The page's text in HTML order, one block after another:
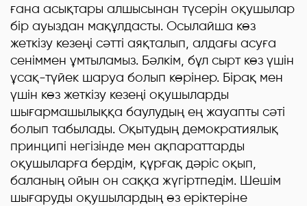
ғана асықтары алшысынан түсерін оқушылар
бір ауыздан мақұлдасты. Осылайша көз
жеткізу кезеңі сәтті аяқталып, алдағы асуға
сеніммен ұмтыламыз. Бәлкім, бұл сырт көз үшін
ұсақ-түйек шаруа болып көрінер. Бірақ мен
үшін көз жеткізу кезеңі оқушыларды
шығармашылыққа баулудың ең жауапты сәті
болып табылады. Оқытудың демократиялық
принципі негізінде мен ақпараттарды
оқушыларға бердім, құрғақ дәріс оқып,
баланың ойын он саққа жүгіртпедім. Шешім
шығаруды оқушылардың өз еріктеріне